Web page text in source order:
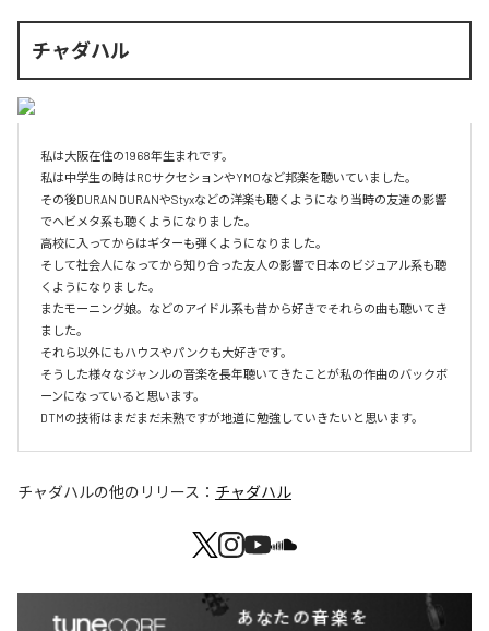
チャダハル
私は大阪在住の1968年生まれです。
私は中学生の時はRCサクセションやYMOなど邦楽を聴いていました。
その後DURAN DURANやStyxなどの洋楽も聴くようになり当時の友達の影響
でヘビメタ系も聴くようになりました。
高校に入ってからはギターも弾くようになりました。
そして社会人になってから知り合った友人の影響で日本のビジュアル系も聴
くようになりました。
またモーニング娘。などのアイドル系も昔から好きでそれらの曲も聴いてき
ました。
それら以外にもハウスやパンクも大好きです。
そうした様々なジャンルの音楽を長年聴いてきたことが私の作曲のバックボ
ーンになっていると思います。
DTMの技術はまだまだ未熟ですが地道に勉強していきたいと思います。
チャダハルの他のリリース： チャダハル